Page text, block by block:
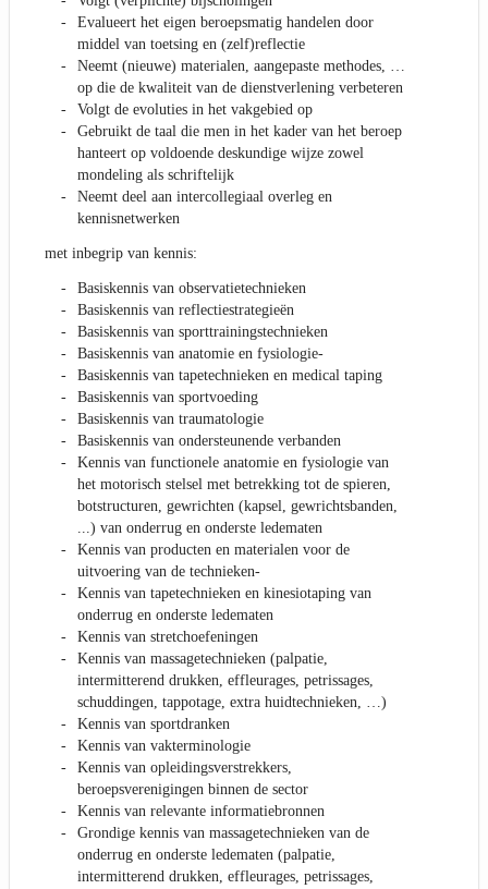
Evalueert het eigen beroepsmatig handelen door
middel van toetsing en (zelf)reflectie
Neemt (nieuwe) materialen, aangepaste methodes, …
op die de kwaliteit van de dienstverlening verbeteren
Volgt de evoluties in het vakgebied op
Gebruikt de taal die men in het kader van het beroep
hanteert op voldoende deskundige wijze zowel
mondeling als schriftelijk
Neemt deel aan intercollegiaal overleg en
kennisnetwerken
met inbegrip van kennis:
Basiskennis van observatietechnieken
Basiskennis van reflectiestrategieën
Basiskennis van sporttrainingstechnieken
Basiskennis van anatomie en fysiologie-
Basiskennis van tapetechnieken en medical taping
Basiskennis van sportvoeding
Basiskennis van traumatologie
Basiskennis van ondersteunende verbanden
Kennis van functionele anatomie en fysiologie van
het motorisch stelsel met betrekking tot de spieren,
botstructuren, gewrichten (kapsel, gewrichtsbanden,
...) van onderrug en onderste ledematen
Kennis van producten en materialen voor de
uitvoering van de technieken-
Kennis van tapetechnieken en kinesiotaping van
onderrug en onderste ledematen
Kennis van stretchoefeningen
Kennis van massagetechnieken (palpatie,
intermitterend drukken, effleurages, petrissages,
schuddingen, tappotage, extra huidtechnieken, …)
Kennis van sportdranken
Kennis van vakterminologie
Kennis van opleidingsverstrekkers,
beroepsverenigingen binnen de sector
Kennis van relevante informatiebronnen
Grondige kennis van massagetechnieken van de
onderrug en onderste ledematen (palpatie,
intermitterend drukken, effleurages, petrissages,